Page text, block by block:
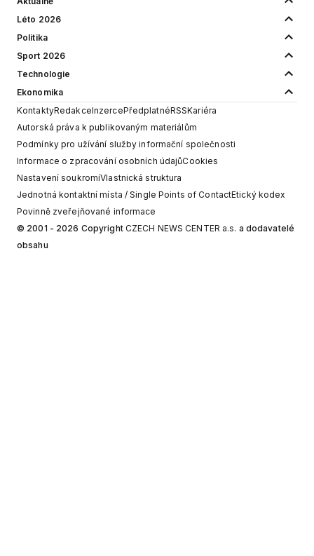
Léto 2026
Politika
Sport 2026
Technologie
Ekonomika
KontaktyRedakceInzercePředplatnéRSSKariéra
Autorská práva k publikovaným materiálům
Podmínky pro užívání služby informační společnosti
Informace o zpracování osobních údajůCookies
Nastavení soukromíVlastnická struktura
Jednotná kontaktní místa / Single Points of ContactEtický kodex
Povinně zveřejňované informace
© 2001 - 2026 Copyright CZECH NEWS CENTER a.s. a dodavatelé
obsahu